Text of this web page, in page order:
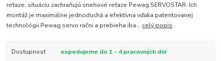
reťaze, situáciu zachraňujú snehové reťaze Pewag SERVOSTAR. Ich
montáž je maximálne jednoduchá a efektívna vďaka patentovanej
technológii Pewag servo račni a prebieha iba... celý popis
Dostupnosť expedujeme do 1 - 4 pracovných dní